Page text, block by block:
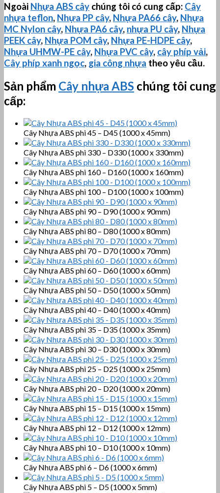
Ngoài Nhựa ABS cây chúng tôi có cung cấp: Cây
nhựa teflon, Nhựa PP cây, Nhựa PA66 cây, Nhựa
MC Nylon cây, Nhựa PA6 cây, nhựa PU cây, Nhựa
PEEK cây, Nhựa POM cây, Nhựa PE-HDPE cây,
Nhựa UHMW-PE cây, Nhựa PVC cây, cây phíp vải,
Cây phíp xanh ngọc, gia công nhựa theo yêu cầu.
Sản phẩm Cây nhựa ABS chúng tôi cung
cấp:
Cây Nhựa ABS phi 45 – D45 (1000 x 45mm)
Cây Nhựa ABS phi 330 – D330 (1000 x 330mm)
Cây Nhựa ABS phi 160 – D160 (1000 x 160mm)
Cây Nhựa ABS phi 100 – D100 (1000 x 100mm)
Cây Nhựa ABS phi 90 – D90 (1000 x 90mm)
Cây Nhựa ABS phi 80 – D80 (1000 x 80mm)
Cây Nhựa ABS phi 70 – D70 (1000 x 70mm)
Cây Nhựa ABS phi 60 – D60 (1000 x 60mm)
Cây Nhựa ABS phi 50 – D50 (1000 x 50mm)
Cây Nhựa ABS phi 40 – D40 (1000 x 40mm)
Cây Nhựa ABS phi 35 – D35 (1000 x 35mm)
Cây Nhựa ABS phi 30 – D30 (1000 x 30mm)
Cây Nhựa ABS phi 25 – D25 (1000 x 25mm)
Cây Nhựa ABS phi 20 – D20 (1000 x 20mm)
Cây Nhựa ABS phi 15 – D15 (1000 x 15mm)
Cây Nhựa ABS phi 12 – D12 (1000 x 12mm)
Cây Nhựa ABS phi 10 – D10 (1000 x 10mm)
Cây Nhựa ABS phi 6 – D6 (1000 x 6mm)
Cây Nhựa ABS phi 5 – D5 (1000 x 5mm)